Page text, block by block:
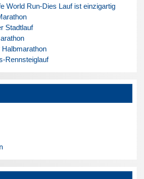
World Run-Dies Lauf ist einzigartig
Stadtlauf
Rennsteiglauf